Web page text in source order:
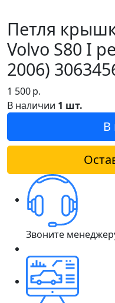
Петля
Volvo S80 I
2006)
1 500р.
В наличии 1 шт.
В
Звоните